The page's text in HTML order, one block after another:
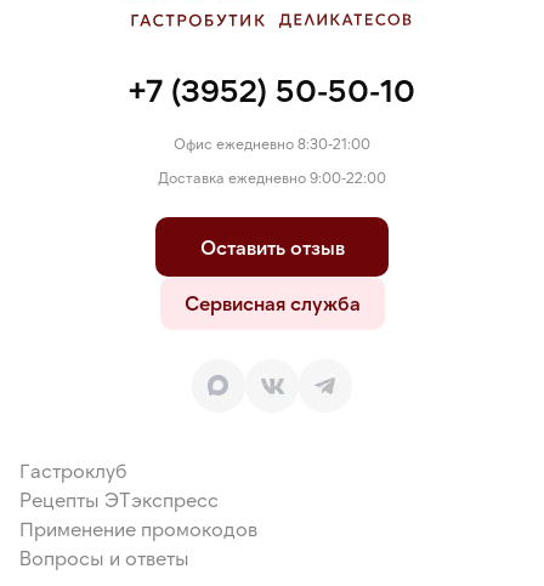
+7 (3952) 50-50-10
Офис ежедневно 8:30-21:00
Доставка ежедневно 9:00-22:00
Оставить отзыв
Сервисная служба
Гастроклуб
Рецепты ЭТэкспресс
Применение промокодов
Вопросы и ответы